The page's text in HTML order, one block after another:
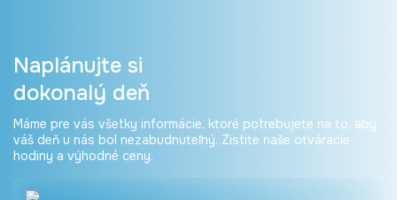
Naplánujte si
dokonalý deň
Máme pre vás všetky informácie, ktoré potrebujete na to, aby
váš deň u nás bol nezabudnuteľný. Zistite naše otváracie
hodiny a výhodné ceny.